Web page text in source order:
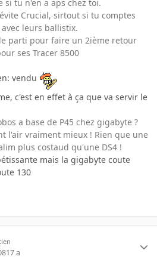
si tu n'en a aps chez toi.
Crucial, sirtout si tu comptes
leurs ballistix.
parti pour faire un 2ième retour
ses Tracer 8500
vendu
c'est en effet à ça que va servir le
a base de P45 chez gigabyte ?
l'air vraiment mieux ! Rien que une
plus costaud qu'une DS4 !
mais la gigabyte coute
130
17 a